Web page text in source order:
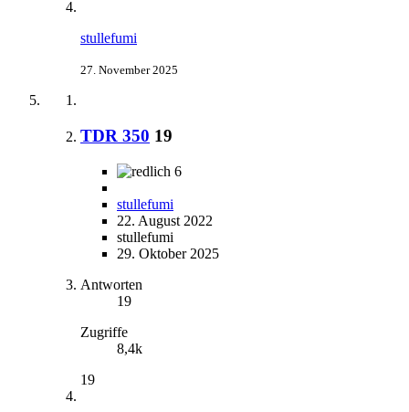
stullefumi
27. November 2025
TDR 350 19
6
stullefumi
22. August 2022
stullefumi
29. Oktober 2025
Antworten
19
Zugriffe
8,4k
19